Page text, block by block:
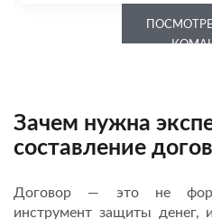
Зачем нужна
составление
Договор — это не
инструмент защиты денег,